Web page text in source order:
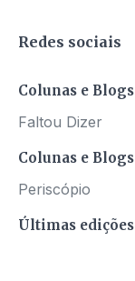
Redes sociais
Colunas e Blogs
Faltou Dizer
Colunas e Blogs
Periscópio
Últimas edições